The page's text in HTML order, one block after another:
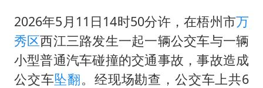
2026年5月11日14时50分许，在梧州市万
秀区西江三路发生一起一辆公交车与一辆
小型普通汽车碰撞的交通事故，事故造成
公交车坠翻。经现场勘查，公交车上共6